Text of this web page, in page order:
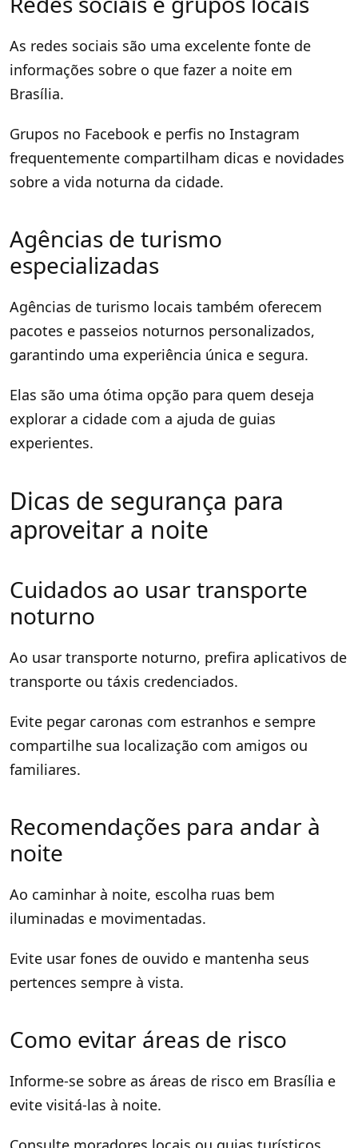
As redes sociais são uma excelente fonte de
informações sobre o que fazer a noite em
Brasília.
Grupos no Facebook e perfis no Instagram
frequentemente compartilham dicas e novidades
sobre a vida noturna da cidade.
Agências de turismo
especializadas
Agências de turismo locais também oferecem
pacotes e passeios noturnos personalizados,
garantindo uma experiência única e segura.
Elas são uma ótima opção para quem deseja
explorar a cidade com a ajuda de guias
experientes.
Dicas de segurança para
aproveitar a noite
Cuidados ao usar transporte
noturno
Ao usar transporte noturno, prefira aplicativos de
transporte ou táxis credenciados.
Evite pegar caronas com estranhos e sempre
compartilhe sua localização com amigos ou
familiares.
Recomendações para andar à
noite
Ao caminhar à noite, escolha ruas bem
iluminadas e movimentadas.
Evite usar fones de ouvido e mantenha seus
pertences sempre à vista.
Como evitar áreas de risco
Informe-se sobre as áreas de risco em Brasília e
evite visitá-las à noite.